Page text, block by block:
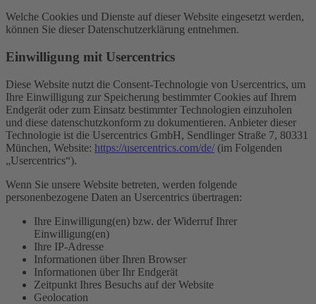
Welche Cookies und Dienste auf dieser Website eingesetzt werden,
können Sie dieser Datenschutzerklärung entnehmen.
Einwilligung mit Usercentrics
Diese Website nutzt die Consent-Technologie von Usercentrics, um
Ihre Einwilligung zur Speicherung bestimmter Cookies auf Ihrem
Endgerät oder zum Einsatz bestimmter Technologien einzuholen
und diese datenschutzkonform zu dokumentieren. Anbieter dieser
Technologie ist die Usercentrics GmbH, Sendlinger Straße 7, 80331
München, Website: https://usercentrics.com/de/ (im Folgenden
„Usercentrics“).
Wenn Sie unsere Website betreten, werden folgende
personenbezogene Daten an Usercentrics übertragen:
Ihre Einwilligung(en) bzw. der Widerruf Ihrer
Einwilligung(en)
Ihre IP-Adresse
Informationen über Ihren Browser
Informationen über Ihr Endgerät
Zeitpunkt Ihres Besuchs auf der Website
Geolocation